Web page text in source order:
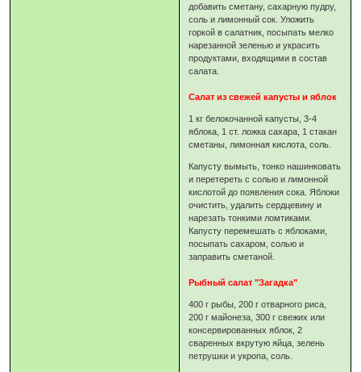
добавить сметану, сахарную пудру,
соль и лимонный сок. Уложить
горкой в салатник, посыпать мелко
нарезанной зеленью и украсить
продуктами, входящими в состав
салата.
Салат из свежей капусты и яблок
1 кг белокочанной капусты, 3-4
яблока, 1 ст. ложка сахара, 1 стакан
сметаны, лимонная кислота, соль.
Капусту вымыть, тонко нашинковать
и перетереть с солью и лимонной
кислотой до появления сока. Яблоки
очистить, удалить сердцевину и
нарезать тонкими ломтиками.
Капусту перемешать с яблоками,
посыпать сахаром, солью и
заправить сметаной.
Рыбный салат "Загадка"
400 г рыбы, 200 г отварного риса,
200 г майонеза, 300 г свежих или
консервированных яблок, 2
сваренных вкрутую яйца, зелень
петрушки и укропа, соль.